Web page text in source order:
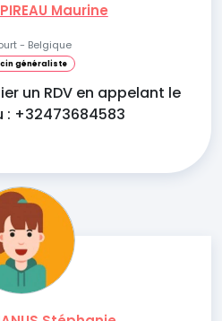
Maurine
- Belgique
généraliste
un RDV en appelant le
: +32473684583